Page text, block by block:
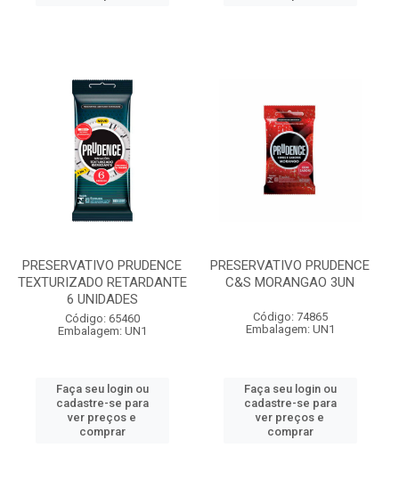
PRESERVATIVO PRUDENCE
TEXTURIZADO RETARDANTE
6 UNIDADES
Código: 65460
Embalagem: UN1
Faça seu login ou
cadastre-se para
ver preços e
comprar
PRESERVATIVO PRUDENCE
C&S MORANGAO 3UN
Código: 74865
Embalagem: UN1
Faça seu login ou
cadastre-se para
ver preços e
comprar